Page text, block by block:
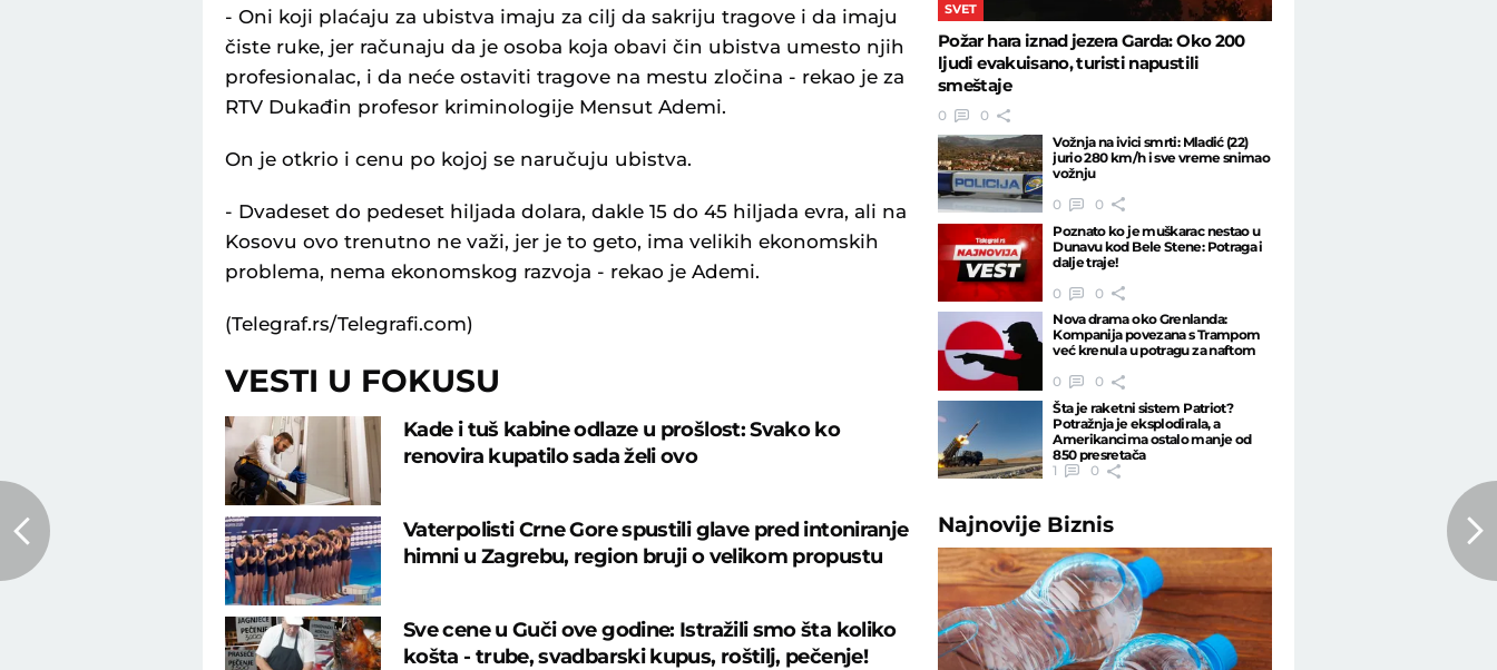
- Oni koji plaćaju za ubistva imaju za cilj da sakriju tragove i da imaju
čiste ruke, jer računaju da je osoba koja obavi čin ubistva umesto njih
profesionalac, i da neće ostaviti tragove na mestu zločina - rekao je za
RTV Dukađin profesor kriminologije Mensut Ademi.
On je otkrio i cenu po kojoj se naručuju ubistva.
- Dvadeset do pedeset hiljada dolara, dakle 15 do 45 hiljada evra, ali na
Kosovu ovo trenutno ne važi, jer je to geto, ima velikih ekonomskih
problema, nema ekonomskog razvoja - rekao je Ademi.
(Telegraf.rs/Telegrafi.com)
VESTI U FOKUSU
Kade i tuš kabine odlaze u prošlost: Svako ko
renovira kupatilo sada želi ovo
Vaterpolisti Crne Gore spustili glave pred intoniranje
himni u Zagrebu, region bruji o velikom propustu
Sve cene u Guči ove godine: Istražili smo šta koliko
košta - trube, svadbarski kupus, roštilj, pečenje!
SVET
Požar hara iznad jezera Garda: Oko 200
ljudi evakuisano, turisti napustili
smeštaje
0
0
Vožnja na ivici smrti: Mladić (22)
jurio 280 km/h i sve vreme snimao
vožnju
0
0
Poznato ko je muškarac nestao u
Dunavu kod Bele Stene: Potraga i
dalje traje!
0
0
Nova drama oko Grenlanda:
Kompanija povezana s Trampom
već krenula u potragu za naftom
0
0
Šta je raketni sistem Patriot?
Potražnja je eksplodirala, a
Amerikancima ostalo manje od
850 presretača
1
0
Najnovije Biznis